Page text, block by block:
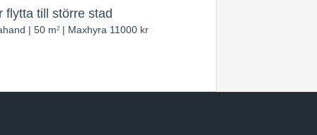
flytta till större stad
| 50 m2| Maxhyra 11000 kr